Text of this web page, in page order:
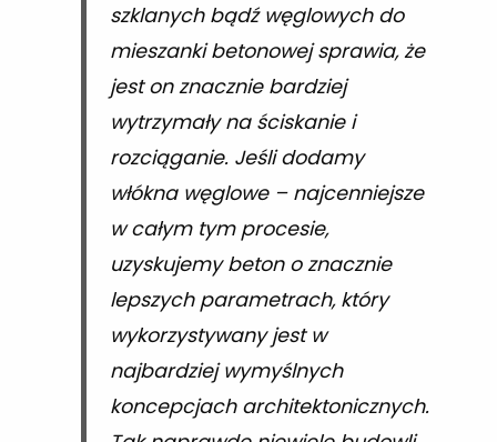
szklanych bądź węglowych do
mieszanki betonowej sprawia, że
jest on znacznie bardziej
wytrzymały na ściskanie i
rozciąganie. Jeśli dodamy
włókna węglowe – najcenniejsze
w całym tym procesie,
uzyskujemy beton o znacznie
lepszych parametrach, który
wykorzystywany jest w
najbardziej wymyślnych
koncepcjach architektonicznych.